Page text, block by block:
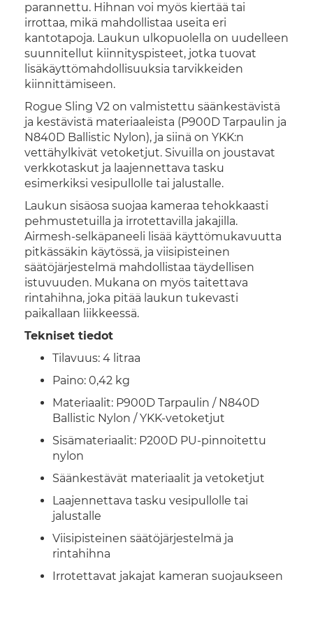
parannettu. Hihnan voi myös kiertää tai
irrottaa, mikä mahdollistaa useita eri
kantotapoja. Laukun ulkopuolella on uudelleen
suunnitellut kiinnityspisteet, jotka tuovat
lisäkäyttömahdollisuuksia tarvikkeiden
kiinnittämiseen.
Rogue Sling V2 on valmistettu säänkestävistä
ja kestävistä materiaaleista (P900D Tarpaulin ja
N840D Ballistic Nylon), ja siinä on YKK:n
vettähylkivät vetoketjut. Sivuilla on joustavat
verkkotaskut ja laajennettava tasku
esimerkiksi vesipullolle tai jalustalle.
Laukun sisäosa suojaa kameraa tehokkaasti
pehmustetuilla ja irrotettavilla jakajilla.
Airmesh-selkäpaneeli lisää käyttömukavuutta
pitkässäkin käytössä, ja viisipisteinen
säätöjärjestelmä mahdollistaa täydellisen
istuvuuden. Mukana on myös taitettava
rintahihna, joka pitää laukun tukevasti
paikallaan liikkeessä.
Tekniset tiedot
Tilavuus: 4 litraa
Paino: 0,42 kg
Materiaalit: P900D Tarpaulin / N840D
Ballistic Nylon / YKK-vetoketjut
Sisämateriaalit: P200D PU-pinnoitettu
nylon
Säänkestävät materiaalit ja vetoketjut
Laajennettava tasku vesipullolle tai
jalustalle
Viisipisteinen säätöjärjestelmä ja
rintahihna
Irrotettavat jakajat kameran suojaukseen